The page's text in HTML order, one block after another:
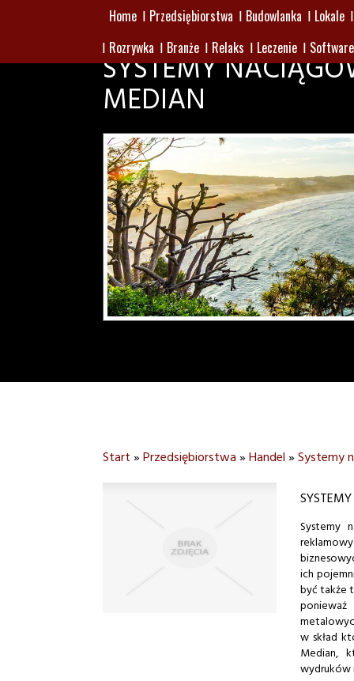
Home Przedsiębiorstwa Budowlanka
Lokale
Rozrywka
Branże Relaks Leczenie Software
SYSTEMY
MEDIAN
Start»Przedsiębiorstwa»Handel»Systemy
Systemy
ich
być także
w skład
Median,
wydruków